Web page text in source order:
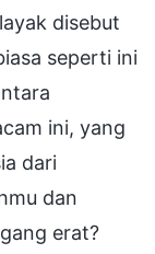
disebut
seperti ini
ini, yang
dari
dan
erat?